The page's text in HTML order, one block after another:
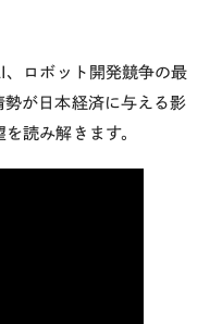
、ロボット開発競争の最
が日本経済に与える影
読み解きます。